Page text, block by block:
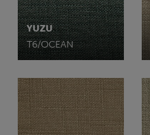
YUZU
T6/OCEAN